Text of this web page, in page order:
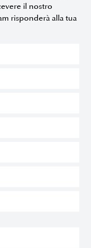
il nostro
risponderà alla tua